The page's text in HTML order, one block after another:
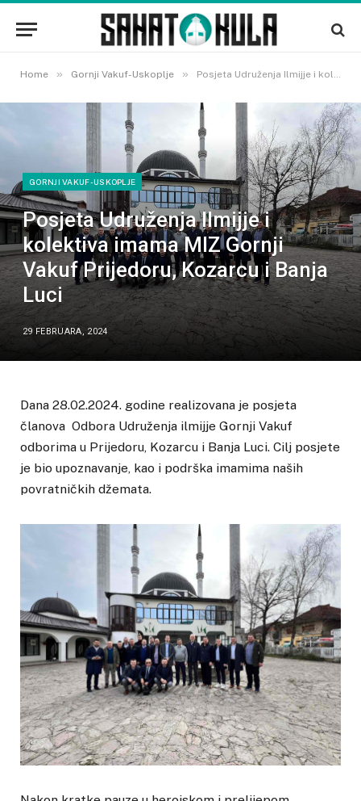
Home » Gornji Vakuf-Uskoplje » Posjeta Udruženja Ilmijje i kolektiva imama MIZ Gornji Vakuf Prijedoru, Kozarcu i Banja Luci
GORNJI VAKUF-USKOPLJE
Posjeta Udruženja Ilmijje i
kolektiva imama MIZ Gornji
Vakuf Prijedoru, Kozarcu i Banja
Luci
29 FEBRUARA, 2024
Dana 28.02.2024. godine realizovana je posjeta
članova Odbora Udruženja ilmijje Gornji Vakuf
odborima u Prijedoru, Kozarcu i Banja Luci. Cilj posjete
je bio upoznavanje, kao i podrška imamima naših
povratničkih džemata.